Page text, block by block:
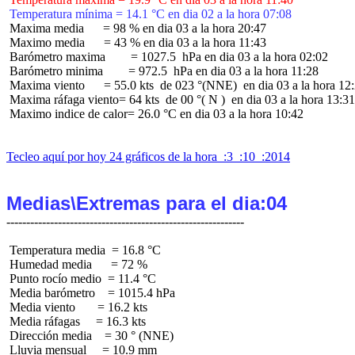
Temperatura mínima = 14.1 °C en dia 02 a la hora 07:08
Maxima media      = 98 % en dia 03 a la hora 20:47
Maximo media      = 43 % en dia 03 a la hora 11:43
Barómetro maxima        = 1027.5  hPa en dia 03 a la hora 02:02
Barómetro minima        = 972.5  hPa en dia 03 a la hora 11:28
Maxima viento      = 55.0 kts  de 023 °(NNE)  en dia 03 a la hora
Maxima ráfaga viento= 64 kts  de 00 °( N )  en dia 03 a la hora 13:31
Maximo indice de calor= 26.0 °C en dia 03 a la hora 10:42
Tecleo aquí por hoy 24 gráficos de la hora  :3  :10  :2014
Medias\Extremas para el dia:04
Temperatura media  = 16.8 °C
Humedad media      = 72 %
Punto rocío medio  = 11.4 °C
Media barómetro    = 1015.4 hPa
Media viento       = 16.2 kts
Media ráfagas     = 16.3 kts
Dirección media    = 30 ° (NNE)
Lluvia mensual     = 10.9 mm